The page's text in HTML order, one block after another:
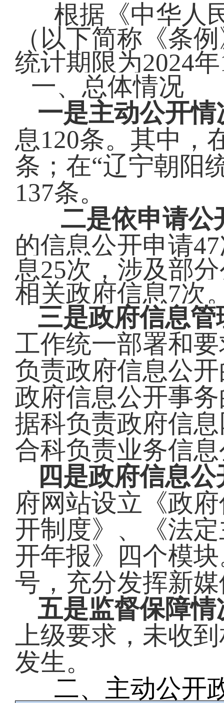
根据《中华人
（以下简称《条
统计期限为2024
一、总体情况
一是主动公开情
息120条。其中，
条 ；在“辽宁朝阳
137条。
二是依申请公
的信息公开申请47
息25次，涉及部
相关政府信息7次
三是政府信息管
工作统一部署和
负责政府信息公
政府信息公开事
据科负责政府信
合科负责业务信
四是政府信息
府网站设立《政
开制度》、《法
开年报》四个模
号，充分发挥新
五是监督保障情
上级要求，未收
发生。
二、主动公开